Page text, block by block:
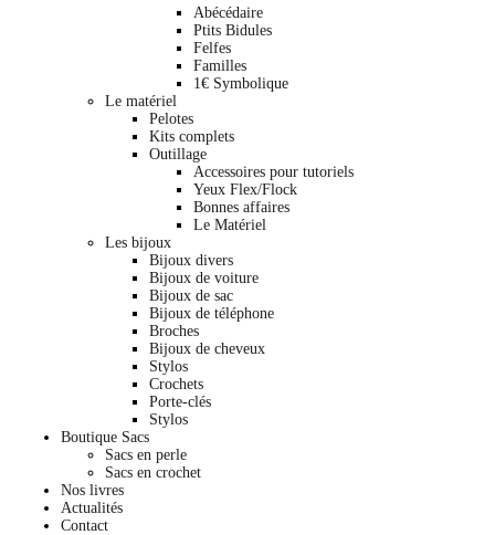
Abécédaire
Ptits Bidules
Felfes
Familles
1€ Symbolique
Le matériel
Pelotes
Kits complets
Outillage
Accessoires pour tutoriels
Yeux Flex/Flock
Bonnes affaires
Le Matériel
Les bijoux
Bijoux divers
Bijoux de voiture
Bijoux de sac
Bijoux de téléphone
Broches
Bijoux de cheveux
Stylos
Crochets
Porte-clés
Stylos
Boutique Sacs
Sacs en perle
Sacs en crochet
Nos livres
Actualités
Contact